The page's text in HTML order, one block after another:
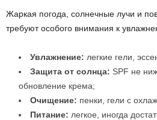
Жаркая погода, солнечные лучи и
требуют особого внимания к
Увлажнение: легкие гели,
Защита от солнца: SPF не
обновление крема;
Очищение: пенки, гели с
Питание: легкое, иногда